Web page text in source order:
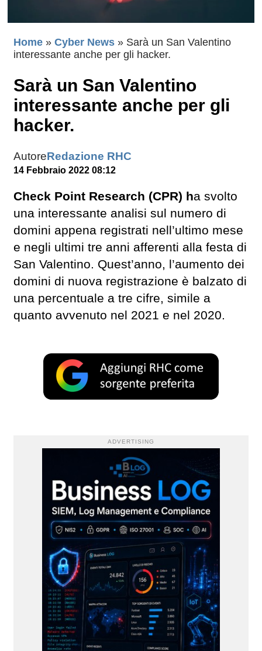
Home » Cyber News » Sarà un San Valentino
interessante anche per gli hacker.
Sarà un San Valentino
interessante anche per gli
hacker.
AutoreRedazione RHC
14 Febbraio 2022 08:12
Check Point Research (CPR) ha svolto
una interessante analisi sul numero di
domini appena registrati nell’ultimo mese
e negli ultimi tre anni afferenti alla festa di
San Valentino. Quest’anno, l’aumento dei
domini di nuova registrazione è balzato di
una percentuale a tre cifre, simile a
quanto avvenuto nel 2021 e nel 2020.
ADVERTISING